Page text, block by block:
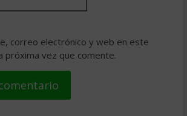
correo electrónico y web en este
próxima vez que comente.